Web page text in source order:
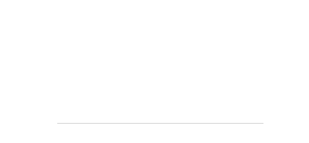
r